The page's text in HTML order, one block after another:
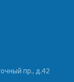
пр., д.42